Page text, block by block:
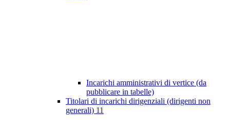
Incarichi amministrativi di vertice (da
pubblicare in tabelle)
Titolari di incarichi dirigenziali (dirigenti non
generali) 11